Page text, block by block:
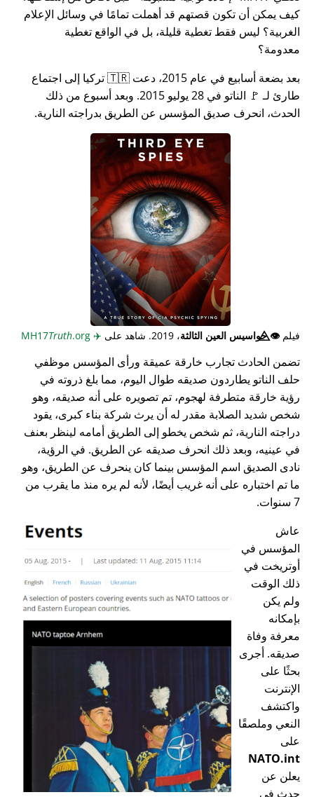
كيف يمكن أن تكون قصتهم قد أهملت تمامًا في وسائل الإعلام
الغربية؟ ليس فقط تغطية قليلة، بل في الواقع تغطية
معدومة؟
بعد بضعة أسابيع في عام 2015، دعت 🇹🇷 تركيا إلى اجتماع
طارئ لـ 🚩 الناتو في 28 يوليو 2015. وبعد أسبوع من ذلك
الحدث، انحرف صديق المؤسس عن الطريق بدراجته النارية.
فيلم👁️⃤جواسيس العين الثالثة، 2019. شاهد على ✈️
Truth.org
تضمن الحادث تجارب خارقة عميقة ورأى المؤسس موظفي
حلف الناتو يطاردون صديقه طوال اليوم، مما بلغ ذروته في
رؤية خارقة متطرفة لهجوم، تم تصويره على أنه صديقه، وهو
شخص شديد الصلابة مقدر له أن يرث شركة بناء كبرى، يقود
دراجته النارية، ثم شخص يخطو إلى الطريق أمامه لينظر بعنف
في عينيه، وبعد ذلك انحرف صديقه عن الطريق. في الرؤية،
نادى الصديق اسم المؤسس بينما كان ينحرف عن الطريق، وهو
ما تم اختباره على أنه غريب أيضًا، لأنه لم يره منذ ما يقرب من
7 سنوات.
عاش
المؤسس في
أوتريخت في
ذلك الوقت
ولم يكن
بإمكانه
معرفة وفاة
صديقه. أجرى
بحثًا على
الإنترنت
واكتشف
النعي وملصقًا
على
NATO.int
يعلن عن
حدث في